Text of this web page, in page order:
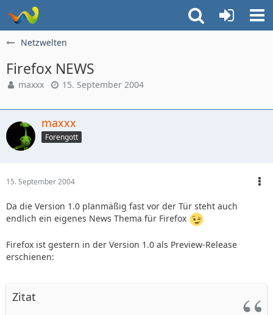
Netzwelten
Firefox NEWS
maxxx 15. September 2004
maxxx
Forengott
15. September 2004
Da die Version 1.0 planmäßig fast vor der Tür steht auch
endlich ein eigenes News Thema für Firefox
Firefox ist gestern in der Version 1.0 als Preview-Release
erschienen:
Zitat